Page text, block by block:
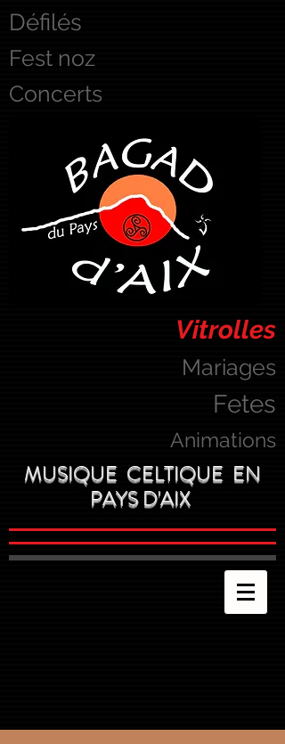
Défilés
Fest noz
Concerts
Vitrolles
Mariages
Fetes
Animations
MUSIQUE CELTIQUE EN
PAYS D'AIX